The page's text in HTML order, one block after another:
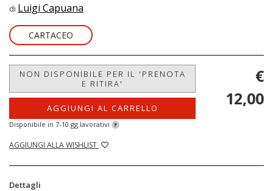
di Luigi Capuana
CARTACEO
NON DISPONIBILE PER IL 'PRENOTA
E RITIRA'
AGGIUNGI AL CARRELLO
Disponibile in 7-10 gg lavorativi ?
AGGIUNGI ALLA WISHLIST
€
12,00
Dettagli